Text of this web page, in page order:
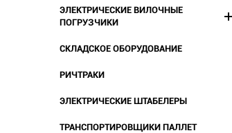
ЭЛЕКТРИЧЕСКИЕ ВИЛОЧНЫЕ
ПОГРУЗЧИКИ
СКЛАДСКОЕ ОБОРУДОВАНИЕ
РИЧТРАКИ
ЭЛЕКТРИЧЕСКИЕ ШТАБЕЛЕРЫ
ТРАНСПОРТИРОВЩИКИ ПАЛЛЕТ